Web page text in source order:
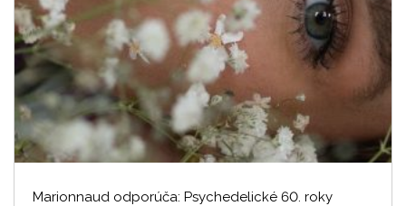
Marionnaud odporúča: Psychedelické 60. roky